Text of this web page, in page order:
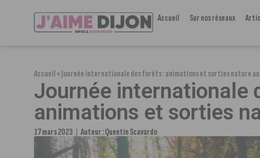
Accueil Sur nos réseaux
Accueil»Journée internationale des forêts : animations et sorties nature au
Journée internationale
animations et sorties
17 mars 2023 Auteur :Quentin Scavardo